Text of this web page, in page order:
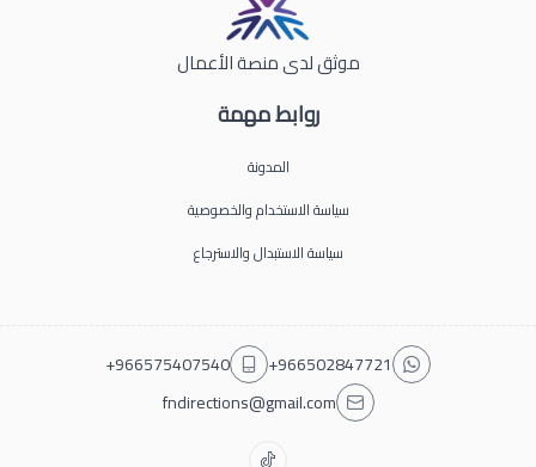
روابط مهمة
المدونة
سياسة الاستخدام والخصوصية
سياسة الاستبدال والاسترجاع
موثق لدى منصة الأعمال
+966502847721
+966575407540
fndirections@gmail.com